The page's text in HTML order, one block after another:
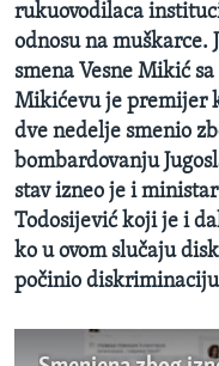
rukuovodilaca
odnosu na muškarce.
smena Vesne Mikić
Mikićevu je premijer
dve nedelje smenio
bombardovanju
stav izneo je i
Todosijević koji je i
ko u ovom slučaju
počinio